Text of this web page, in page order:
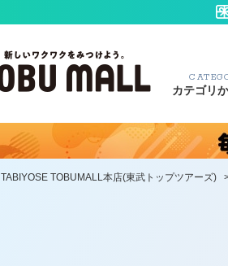
カテゴリ
TABIYOSE TOBUMALL本店(東武トップツアーズ)